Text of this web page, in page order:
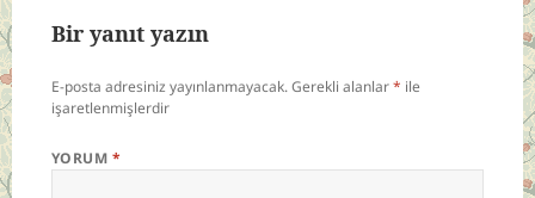
Bir yanıt yazın
E-posta adresiniz yayınlanmayacak.Gerekli alanlar* ile
işaretlenmişlerdir
YORUM *